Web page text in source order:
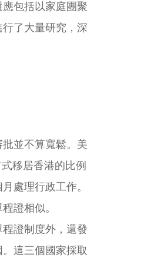
包括以家庭團聚
了大量研究，深
並不算寬鬆。美
移居香港的比例
處理行政工作。
證相似。
證制度外，還發
這三個國家採取